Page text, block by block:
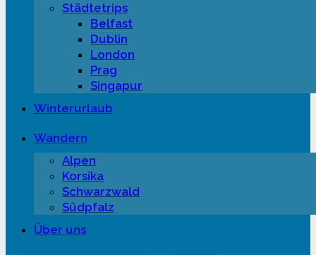
Städtetrips
Belfast
Dublin
London
Prag
Singapur
Winterurlaub
Wandern
Alpen
Korsika
Schwarzwald
Südpfalz
Über uns